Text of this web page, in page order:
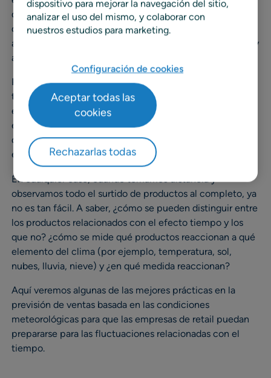
decidan a visitar una tienda u otra basándose en la
disponibilidad de algún producto clave, por ejemplo,
agua embotellada durante períodos de temperaturas muy
altas.
Prever el tiempo es difícil, pero si pensamos en ejemplos
típicos de relaciones entre la demanda y algunos
elementos meteorológicos, podemos crear modelos, y
eso, es fácil; las altas temperaturas impactan en la venta
de helados, las lluvias aumentan la demanda de paraguas,
etc.
En cualquier caso, cuando tomamos distancia y
observamos todo el surtido de productos al completo, ya
no es tan fácil. A saber, ¿cómo se pueden distinguir entre
los productos relacionados con el efecto tiempo y los
que no? ¿cómo se mide qué productos reaccionan a qué
elemento del clima (por ejemplo, temperatura, sol,
nubes, lluvia, nieve) y ¿en qué medida reaccionan?
Aquí veremos algunas de las mejores prácticas en la
previsión de ventas basada en las condiciones
meteorológicas para que las empresas de retail puedan
prepararse para las fluctuaciones relacionadas con el
tiempo.
dispositivo para mejorar la navegación del sitio,
analizar el uso del mismo, y colaborar con
nuestros estudios para marketing.
Configuración de cookies
Rechazarlas todas
Aceptar todas las
cookies